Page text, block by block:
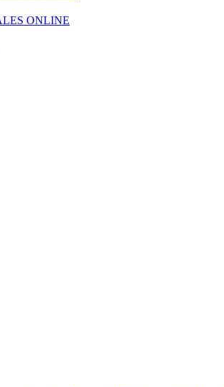
ONLINE